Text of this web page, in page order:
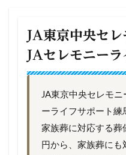
JA東京中央セレ
JAセレモニー
JA東京中央セレモ
ーライフサポート練
家族葬に対応する
円から、家族葬に